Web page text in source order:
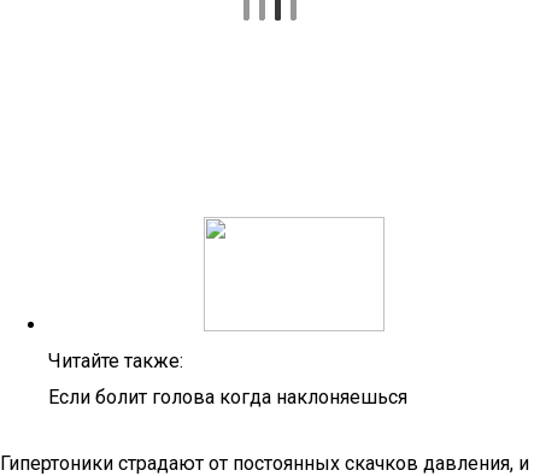
Читайте также:
Если болит голова когда наклоняешься
Гипертоники страдают от постоянных скачков давления, и